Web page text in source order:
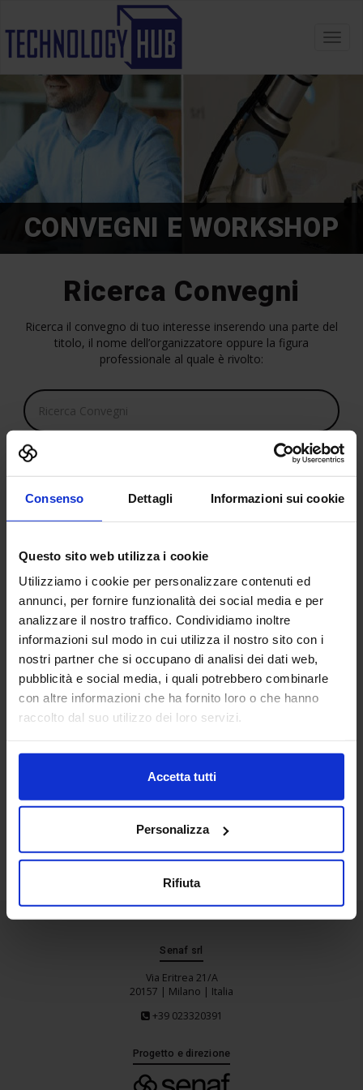
Consenso Dettagli Informazioni sui cookie
Questo sito web utilizza i cookie
Utilizziamo i cookie per personalizzare contenuti ed
annunci, per fornire funzionalità dei social media e per
analizzare il nostro traffico. Condividiamo inoltre
informazioni sul modo in cui utilizza il nostro sito con i
nostri partner che si occupano di analisi dei dati web,
pubblicità e social media, i quali potrebbero combinarle
con altre informazioni che ha fornito loro o che hanno
raccolto dal suo utilizzo dei loro servizi.
Accetta tutti
Personalizza
Rifiuta
CONVEGNI E WORKSHOP
Ricerca Convegni
Ricerca il convegno di tuo interesse inserendo una parte del
titolo, il nome dell’organizzatore oppure la figura
professionale al quale è rivolto:
Ricerca
Programma convegni:
01/01/1970
-
Torna indietro
Lista convegni
Senaf srl
Via Eritrea 21/A
20157 | Milano | Italia
+39 023320391
Progetto e direzione